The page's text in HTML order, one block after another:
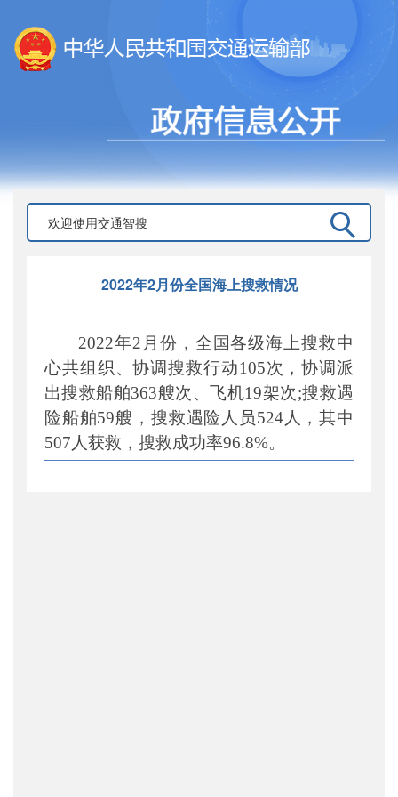
2022年2月份全国海上搜救情况
2022年2月份，全国各级海上搜救中
心共组织、协调搜救行动105次，协调派
出搜救船舶363艘次、飞机19架次;搜救遇
险船舶59艘，搜救遇险人员524人，其中
507人获救，搜救成功率96.8%。